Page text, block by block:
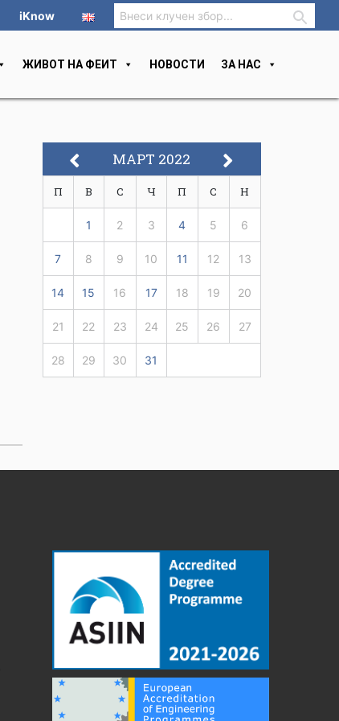
iKnow
ЖИВОТ НА ФЕИТ НОВОСТИ ЗА НАС
МАРТ 2022
П В С Ч П С Н
1 2 3 4 5 6
7 8 9 10 11 12 13
14 15 16 17 18 19 20
21 22 23 24 25 26 27
28 29 30 31